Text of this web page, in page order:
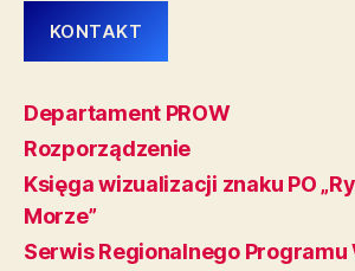
KONTAKT
Departament PROW
Rozporządzenie
Księga wizualizacji znaku PO
Morze”
Serwis Regionalnego